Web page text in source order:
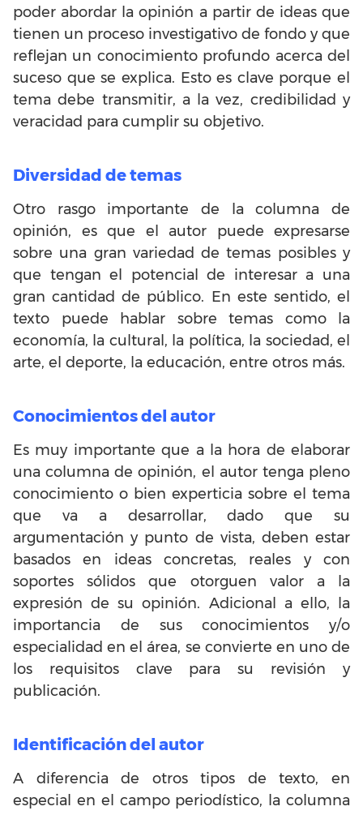
poder abordar la opinión a partir de ideas que
tienen un proceso investigativo de fondo y que
reflejan un conocimiento profundo acerca del
suceso que se explica. Esto es clave porque el
tema debe transmitir, a la vez, credibilidad y
veracidad para cumplir su objetivo.
Diversidad de temas
Otro rasgo importante de la columna de
opinión, es que el autor puede expresarse
sobre una gran variedad de temas posibles y
que tengan el potencial de interesar a una
gran cantidad de público. En este sentido, el
texto puede hablar sobre temas como la
economía, la cultural, la política, la sociedad, el
arte, el deporte, la educación, entre otros más.
Conocimientos del autor
Es muy importante que a la hora de elaborar
una columna de opinión, el autor tenga pleno
conocimiento o bien experticia sobre el tema
que va a desarrollar, dado que su
argumentación y punto de vista, deben estar
basados en ideas concretas, reales y con
soportes sólidos que otorguen valor a la
expresión de su opinión. Adicional a ello, la
importancia de sus conocimientos y/o
especialidad en el área, se convierte en uno de
los requisitos clave para su revisión y
publicación.
Identificación del autor
A diferencia de otros tipos de texto, en
especial en el campo periodístico, la columna